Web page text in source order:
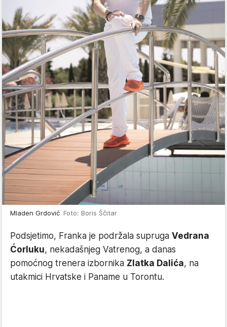
Mladen Grdović Foto: Boris Ščitar
Podsjetimo, Franka je podržala supruga Vedrana
Ćorluku, nekadašnjeg Vatrenog, a danas
pomoćnog trenera izbornika Zlatka Dalića, na
utakmici Hrvatske i Paname u Torontu.